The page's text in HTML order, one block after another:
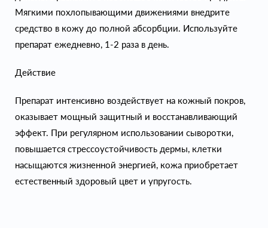
Мягкими похлопывающими движениями внедрите
средство в кожу до полной абсорбции. Используйте
препарат ежедневно, 1-2 раза в день.
Действие
Препарат интенсивно воздействует на кожный покров,
оказывает мощный защитный и восстанавливающий
эффект. При регулярном использовании сыворотки,
повышается стрессоустойчивость дермы, клетки
насыщаются жизненной энергией, кожа приобретает
естественный здоровый цвет и упругость.